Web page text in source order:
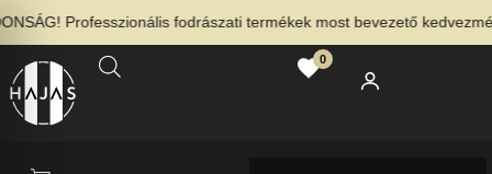
Professzionális fodrászati termékek most bevezető
0